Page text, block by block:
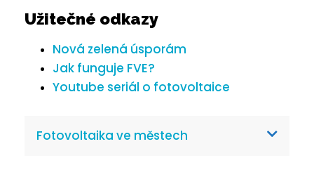
Užitečné odkazy
Nová zelená úsporám
Jak funguje FVE?
Youtube seriál o fotovoltaice
Fotovoltaika ve městech